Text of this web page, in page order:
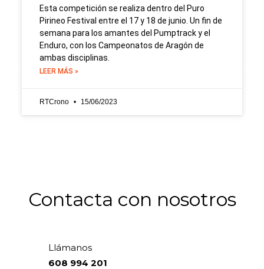
Esta competición se realiza dentro del Puro
Pirineo Festival entre el 17 y 18 de junio. Un fin de
semana para los amantes del Pumptrack y el
Enduro, con los Campeonatos de Aragón de
ambas disciplinas.
LEER MÁS »
RTCrono 15/06/2023
Contacta con nosotros
Llámanos
608 994 201